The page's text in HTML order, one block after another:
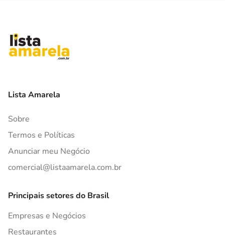
Lista Amarela
Sobre
Termos e Políticas
Anunciar meu Negócio
comercial@listaamarela.com.br
Principais setores do Brasil
Empresas e Negócios
Restaurantes